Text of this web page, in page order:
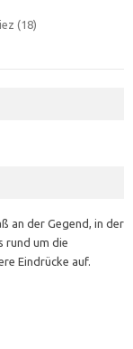
(18)
an der Gegend, in der
rund um die
Eindrücke auf.